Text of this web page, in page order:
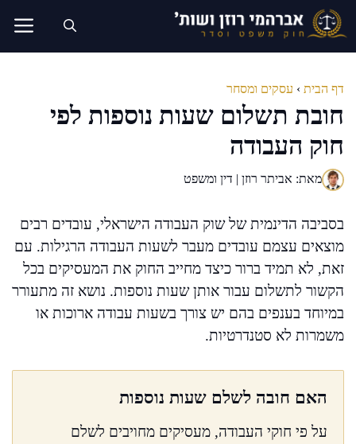
לדלג
לתוכן
דף הבית › עסקים ומסחר
חובת תשלום שעות נוספות לפי
חוק העבודה
מאת: אביתר רוזן | דין ומשפט
בסביבה הדינמית של שוק העבודה הישראלי, עובדים רבים
מוצאים עצמם עובדים מעבר לשעות העבודה הרגילות. עם
זאת, לא תמיד ברור כיצד מחייב החוק את המעסיקים בכל
הקשור לתשלום עבור אותן שעות נוספות. נושא זה מתעורר
במיוחד בענפים בהם יש צורך בשעות עבודה ארוכות או
משמרות לא סטנדרטיות.
האם חובה לשלם שעות נוספות
על פי חוקי העבודה, מעסיקים מחויבים לשלם